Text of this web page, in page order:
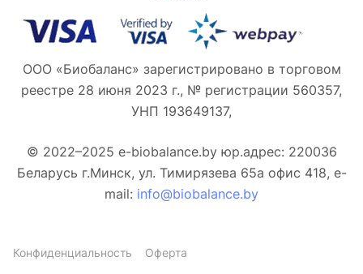
ООО «Биобаланс» зарегистрировано в торговом
реестре 28 июня 2023 г., № регистрации 560357,
УНП 193649137,
© 2022–2025 e-biobalance.by юр.адрес: 220036
Беларусь г.Минск, ул. Тимирязева 65а офис 418, e-
mail: info@biobalance.by
Конфиденциальность Оферта